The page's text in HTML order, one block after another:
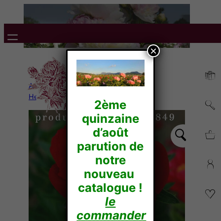
Accueil/Pivoines
Herbacées/
2ème
quinzaine
d’août
parution de
notre
nouveau
catalogue !
le
commander
×